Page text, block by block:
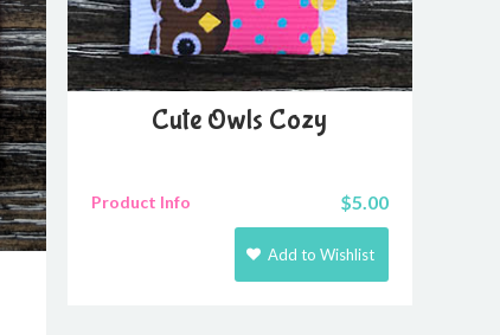
Cute Owls Cozy
Product Info $5.00
Add to Wishlist